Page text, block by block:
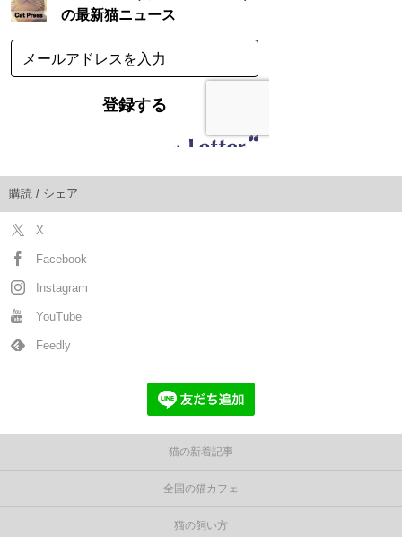
購読 / シェア
X
Facebook
Instagram
YouTube
Feedly
猫の新着記事
全国の猫カフェ
猫の飼い方